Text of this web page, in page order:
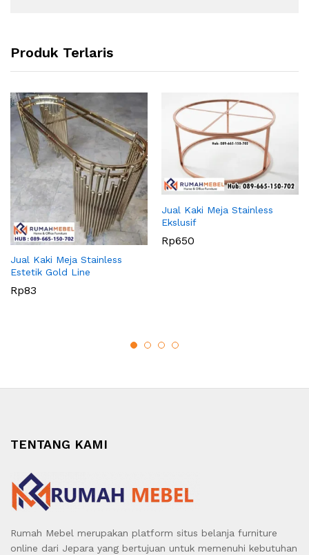
Produk Terlaris
Jual Kaki Meja Stainless
Estetik Gold Line
Rp83
Jual Kaki Meja Stainless
Ekslusif
Rp650
TENTANG KAMI
Rumah Mebel merupakan platform situs belanja furniture
online dari Jepara yang bertujuan untuk memenuhi kebutuhan